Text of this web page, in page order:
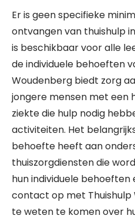
Er is geen specifieke
ontvangen van thuishulp
is beschikbaar voor alle
de individuele behoeften
Woudenberg biedt zorg
jongere mensen met een
ziekte die hulp nodig
activiteiten. Het
behoefte heeft aan
thuiszorgdiensten die
hun individuele behoeften
contact op met
te weten te komen over